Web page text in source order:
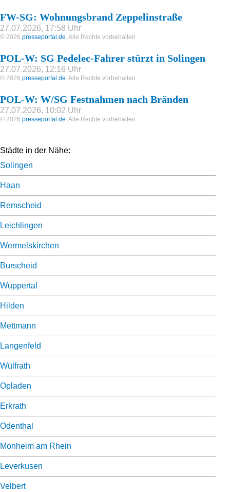
FW-SG: Wohnungsbrand Zeppelinstraße
27.07.2026, 17:58 Uhr
© 2026 presseportal.de . Alle Rechte vorbehalten.
POL-W: SG Pedelec-Fahrer stürzt in Solingen
27.07.2026, 12:16 Uhr
© 2026 presseportal.de. Alle Rechte vorbehalten.
POL-W: W/SG Festnahmen nach Bränden
27.07.2026, 10:02 Uhr
© 2026 presseportal.de. Alle Rechte vorbehalten.
Städte in der Nähe:
Solingen
Haan
Remscheid
Leichlingen
Wermelskirchen
Burscheid
Wuppertal
Hilden
Mettmann
Langenfeld
Wülfrath
Opladen
Erkrath
Odenthal
Monheim am Rhein
Leverkusen
Velbert